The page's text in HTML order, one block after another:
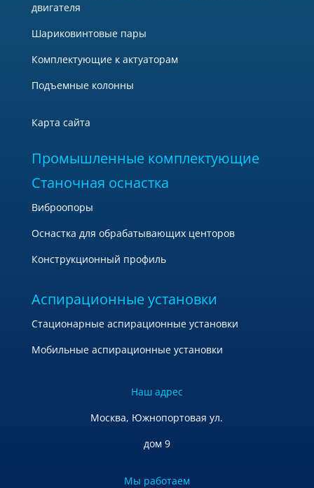
двигателя
Шариковинтовые пары
Комплектующие к актуаторам
Подъемные колонны
Карта сайта
Промышленные комплектующие
Станочная оснастка
Виброопоры
Оснастка для обрабатывающих центоров
Конструкционный профиль
Аспирационные установки
Стационарные аспирационные установки
Мобильные аспирационные установки
Наш адрес
Москва, Южнопортовая ул.
дом 9
Мы работаем